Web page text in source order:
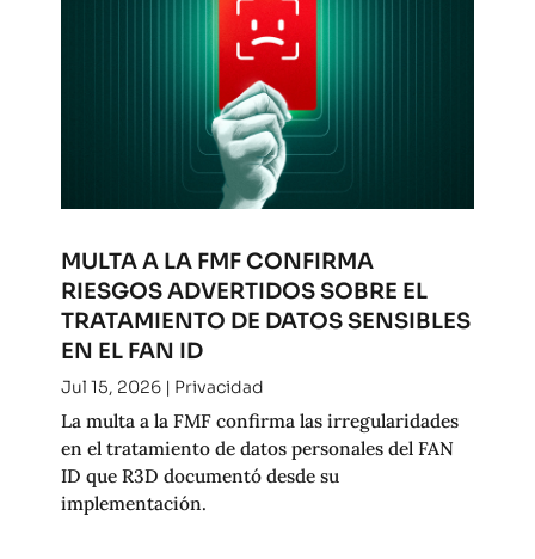
MULTA A LA FMF CONFIRMA
RIESGOS ADVERTIDOS SOBRE EL
TRATAMIENTO DE DATOS SENSIBLES
EN EL FAN ID
Jul 15, 2026| Privacidad
La multa a la FMF confirma las irregularidades
en el tratamiento de datos personales del FAN
ID que R3D documentó desde su
implementación.